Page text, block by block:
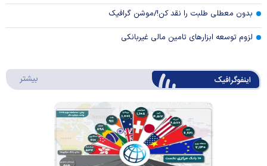
بدون معطلی طلبت را نقد کن!/موشن گرافیک
لزوم توسعه ابزارهای تامین مالی غیربانکی
اینفوگرافیک بیشتر